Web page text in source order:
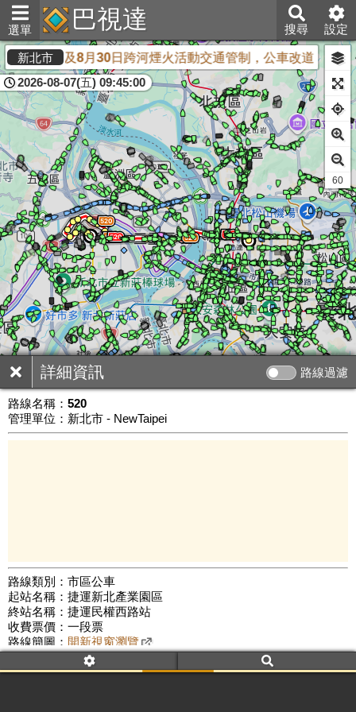
選單 巴視達 搜尋 設定
詳細資訊 路線過濾
路線名稱： 520
管理單位：新北市 - NewTaipei
路線類別：市區公車
起站名稱：捷運新北產業園區
終站名稱：捷運民權西路站
收費票價：一段票
路線簡圖： 開新視窗瀏覽
附屬名稱：520
新北市
8月23日及8月30日跨河煙火活動交通管制，公車改道 配
2026-08-07(五) 09:45:00
公車數量: 累計8447、上線7272
60